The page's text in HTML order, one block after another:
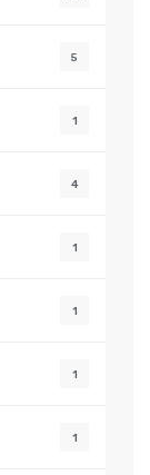
5
1
4
1
1
1
1